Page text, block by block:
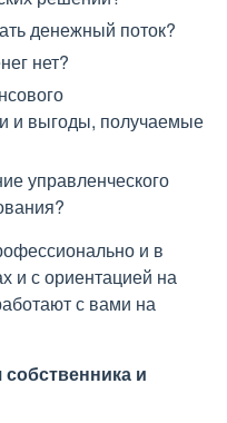
денежный поток?
нет?
и выгоды, получаемые
управленческого
и в
и с ориентацией на
с вами на
и